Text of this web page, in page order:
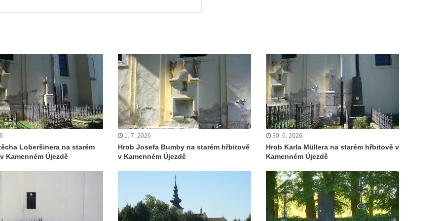
Loberšinera na starém
Kamenném Újezdě
1. 7. 2026
Hrob Josefa Bumby na starém hřbitově
v Kamenném Újezdě
30. 6. 2026
Hrob Karla Müllera na starém hřbitově v
Kamenném Újezdě